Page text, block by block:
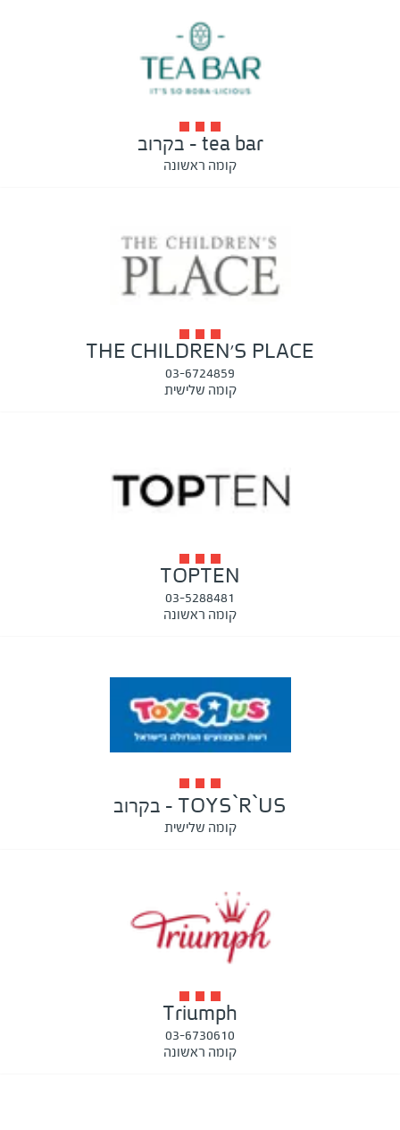
tea bar - בקרוב
קומה ראשונה
THE CHILDREN'S PLACE
03-6724859
קומה שלישית
TOPTEN
03-5288481
קומה ראשונה
TOYS`R`US - בקרוב
קומה שלישית
Triumph
03-6730610
קומה ראשונה